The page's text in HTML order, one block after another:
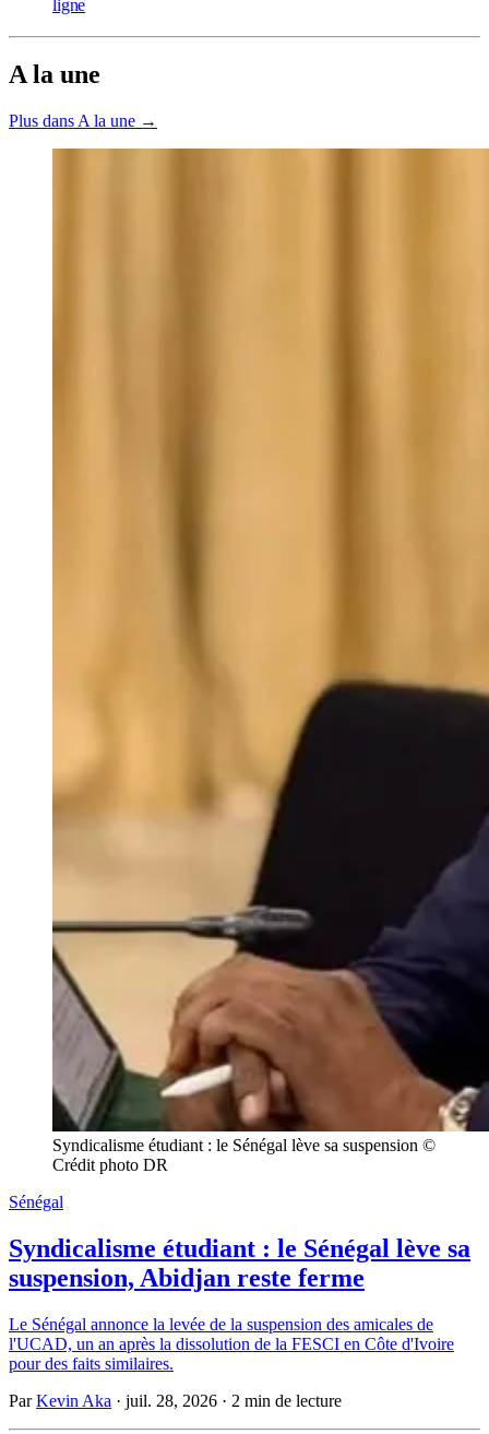
ligne
A la une
Plus dans A la une →
Syndicalisme étudiant : le Sénégal lève sa suspension ©
Crédit photo DR
Sénégal
Syndicalisme étudiant : le Sénégal lève sa
suspension, Abidjan reste ferme
Le Sénégal annonce la levée de la suspension des amicales de
l'UCAD, un an après la dissolution de la FESCI en Côte d'Ivoire
pour des faits similaires.
ParKevin Aka · juil. 28, 2026 · 2 min de lecture